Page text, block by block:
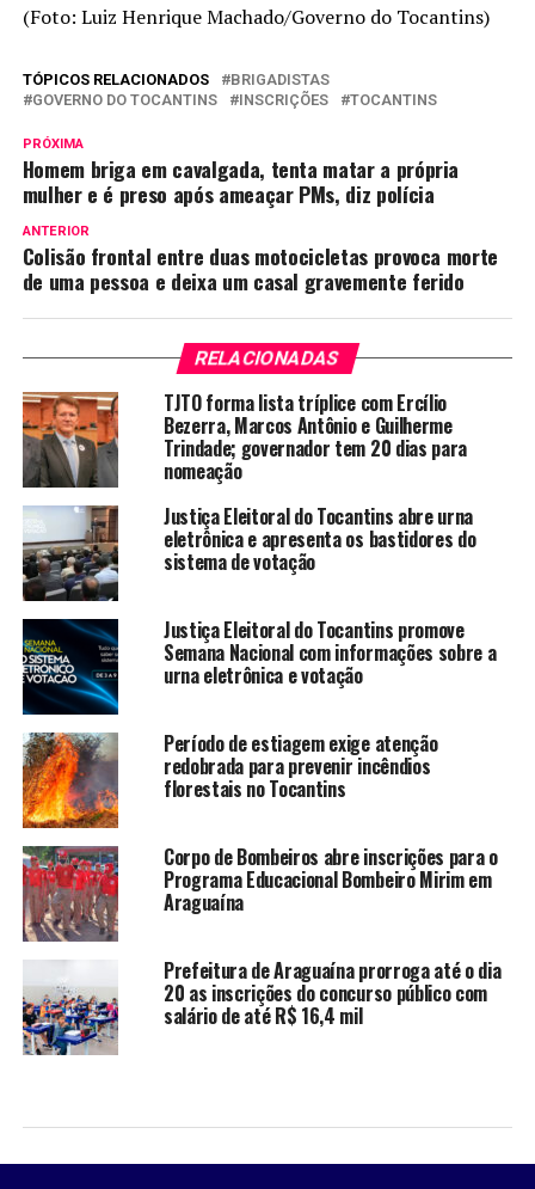
(Foto: Luiz Henrique Machado/Governo do Tocantins)
TÓPICOS RELACIONADOS
BRIGADISTAS
GOVERNO DO TOCANTINS
INSCRIÇÕES TOCANTINS
PRÓXIMA
Homem briga em cavalgada, tenta matar a própria
mulher e é preso após ameaçar PMs, diz polícia
ANTERIOR
Colisão frontal entre duas motocicletas provoca morte
de uma pessoa e deixa um casal gravemente ferido
RELACIONADAS
TJTO forma lista tríplice com Ercílio
Bezerra, Marcos Antônio e Guilherme
Trindade; governador tem 20 dias para
nomeação
Justiça Eleitoral do Tocantins abre urna
eletrônica e apresenta os bastidores do
sistema de votação
Justiça Eleitoral do Tocantins promove
Semana Nacional com informações sobre a
urna eletrônica e votação
Período de estiagem exige atenção
redobrada para prevenir incêndios
florestais no Tocantins
Corpo de Bombeiros abre inscrições para o
Programa Educacional Bombeiro Mirim em
Araguaína
Prefeitura de Araguaína prorroga até o dia
20 as inscrições do concurso público com
salário de até R$ 16,4 mil